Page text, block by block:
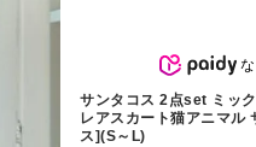
サンタコス 2点set ミッ
レアスカート猫アニマル
ス](S～L)